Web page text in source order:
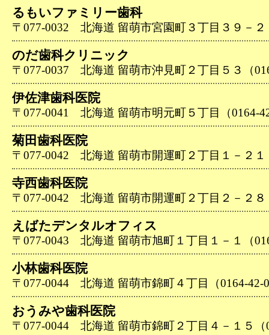
るもいファミリー歯科
〒077-0032 北海道 留萌市宮園町３丁目３９－２
のだ歯科クリニック
〒077-0037 北海道 留萌市沖見町２丁目５３（
伊佐津歯科医院
〒077-0041 北海道 留萌市明元町５丁目（0164-
菊田歯科医院
〒077-0042 北海道 留萌市開運町２丁目１－２１
寺西歯科医院
〒077-0042 北海道 留萌市開運町２丁目２－２８
えばたデンタルオフィス
〒077-0043 北海道 留萌市旭町１丁目１－１（
小林歯科医院
〒077-0044 北海道 留萌市錦町４丁目（0164-42-
おうみや歯科医院
〒077-0044 北海道 留萌市錦町２丁目４－１５（